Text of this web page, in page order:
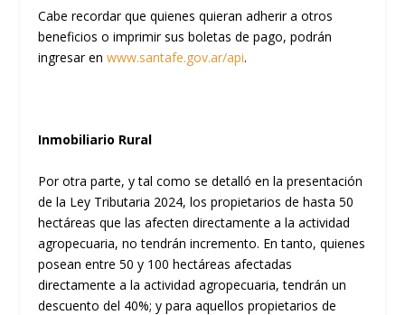
Cabe recordar que quienes quieran adherir a otros
beneficios o imprimir sus boletas de pago, podrán
ingresar enwww.santafe.gov.ar/api.
Inmobiliario Rural
Por otra parte, y tal como se detalló en la presentación
de la Ley Tributaria 2024, los propietarios de hasta 50
hectáreas que las afecten directamente a la actividad
agropecuaria, no tendrán incremento. En tanto, quienes
posean entre 50 y 100 hectáreas afectadas
directamente a la actividad agropecuaria, tendrán un
descuento del 40%; y para aquellos propietarios de